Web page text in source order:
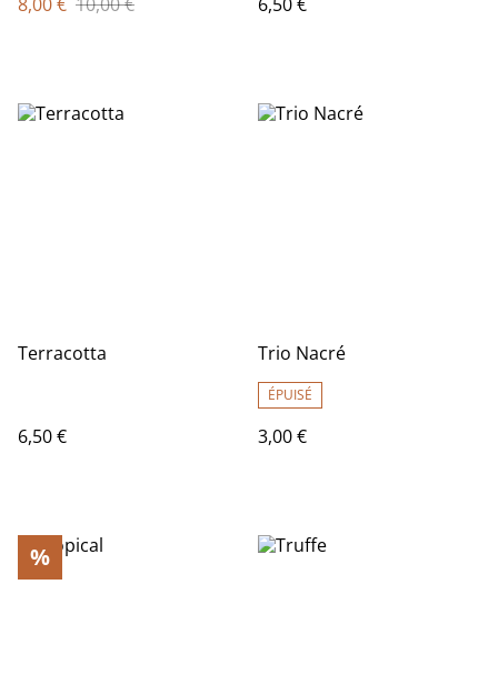
Terracotta
6,50 €
Trio Nacré
ÉPUISÉ
3,00 €
%